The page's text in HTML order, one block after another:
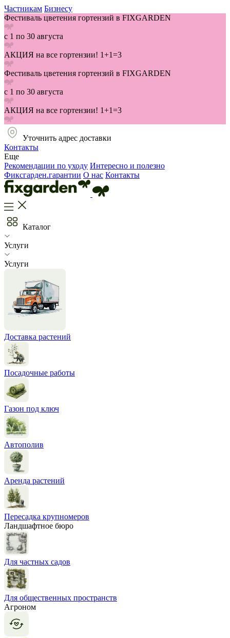
Частникам Бизнесу
Фестиваль цветения гортензий в FIXGARDEN
с 1 по 30 августа
АКЦИЯ на все гортензии! 1+1=3
Фестиваль цветения гортензий в FIXGARDEN
с 1 по 30 августа
АКЦИЯ на все гортензии! 1+1=3
Уточнить адрес доставки
Контакты
Еще
Рекомендации по уходу Интересно и полезно
Фиксгарден.гарантии О нас Контакты
Каталог
Услуги
Услуги
Доставка растений
Посадочные работы
Газон под ключ
Автополив
Аренда растений
Пересадка крупномеров
Ландшафтное бюро
Для частных садов
Для общественных пространств
Агроном